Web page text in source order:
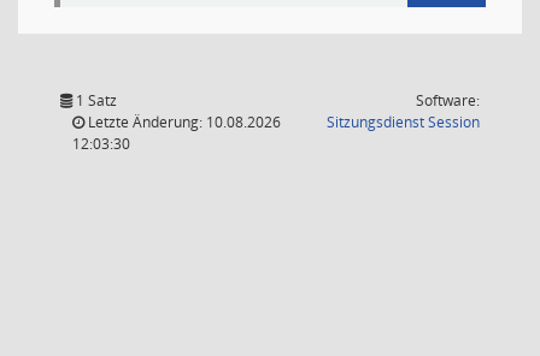
1 Satz
Letzte Änderung: 10.08.2026
12:03:30
Software:
SitzungsdienstSession(Wird in